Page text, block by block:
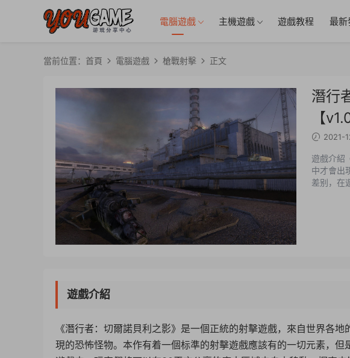
電腦遊戲 主機遊戲 遊戲教程 最新
當前位置： 首頁 電腦遊戲 槍戰射擊 正文
潛行
【
2021-
遊戲介紹
中才會出
差别，在
遊戲介紹
《潛行者：切爾諾貝利之影》是一個正統的射擊遊戲，來自世界各
現的恐怖怪物。本作有着一個标準的射擊遊戲應該有的一切元素，